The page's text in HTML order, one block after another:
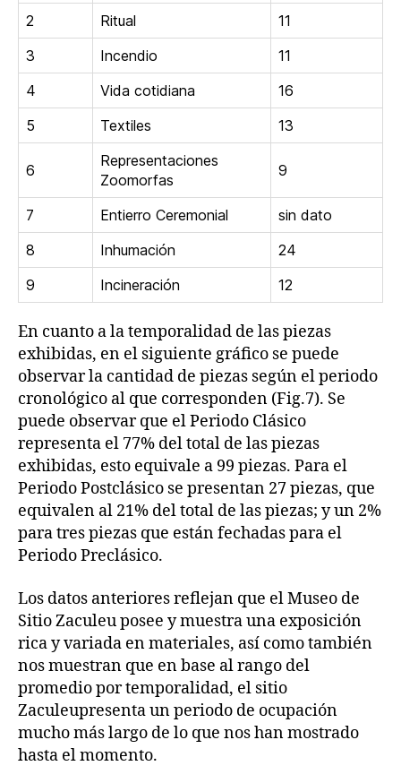
2
Ritual
11
3
Incendio
11
4
Vida cotidiana
16
5
Textiles 13
6
Representaciones
Zoomorfas
9
7 Entierro Ceremonial
sin dato
8
Inhumación
24
9
Incineración 12
En cuanto a la temporalidad de las piezas
exhibidas, en el siguiente gráfico se puede
observar la cantidad de piezas según el periodo
cronológico al que corresponden (Fig.7). Se
puede observar que el Periodo Clásico
representa el 77% del total de las piezas
exhibidas, esto equivale a 99 piezas. Para el
Periodo Postclásico se presentan 27 piezas, que
equivalen al 21% del total de las piezas; y un 2%
para tres piezas que están fechadas para el
Periodo Preclásico.
Los datos anteriores reflejan que el Museo de
Sitio Zaculeu posee y muestra una exposición
rica y variada en materiales, así como también
nos muestran que en base al rango del
promedio por temporalidad, el sitio
Zaculeupresenta un periodo de ocupación
mucho más largo de lo que nos han mostrado
hasta el momento.